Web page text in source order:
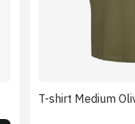
T-shirt Medium